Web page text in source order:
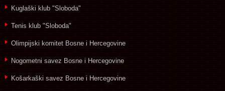
Kuglaški klub "Sloboda"
Tenis klub "Sloboda"
Olimpijski komitet Bosne i Hercegovine
Nogometni savez Bosne i Hercegovine
Košarkaški savez Bosne i Hercegovine